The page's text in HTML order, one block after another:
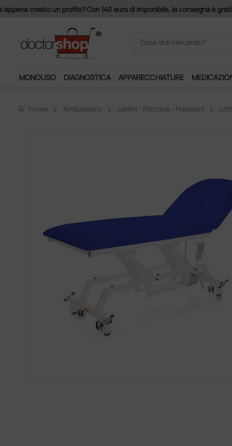
Acquistando il servizio "Ds
MONOUSO DIAGNOSTICA APPARECCHIATURE
home Home Ambulatorio Lettini - Poltrone - Predellini